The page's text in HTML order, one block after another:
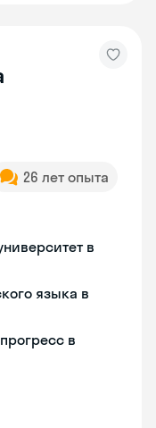
26 лет опыта
в
языка в
в